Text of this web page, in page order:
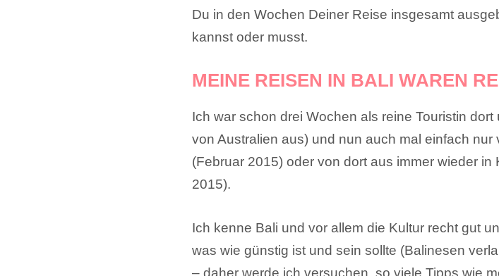
Du in den Wochen Deiner Reise insgesamt
kannst oder musst.
MEINE REISEN IN BALI WAREN
Ich war schon drei Wochen als reine Touristin
von Australien aus) und nun auch mal einfach
(Februar 2015) oder von dort aus immer wieder in
2015).
Ich kenne Bali und vor allem die Kultur recht gut
was wie günstig ist und sein sollte (Balinesen
– daher werde ich versuchen, so viele Tipps wie